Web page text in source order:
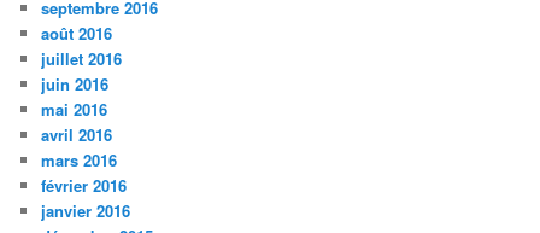
septembre 2016
août 2016
juillet 2016
juin 2016
mai 2016
avril 2016
mars 2016
février 2016
janvier 2016